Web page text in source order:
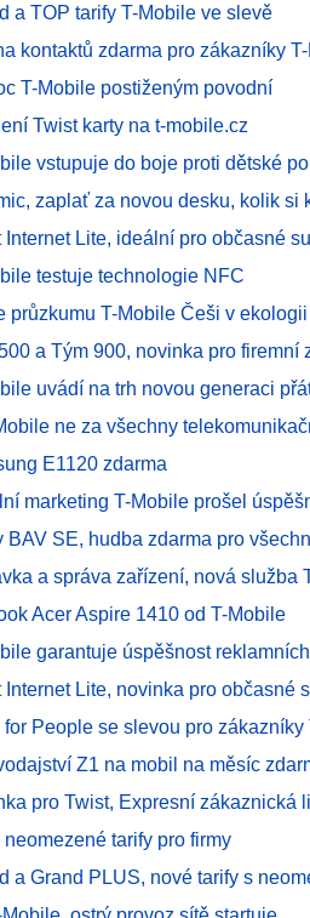
a TOP tarify T-Mobile ve slevě
kontaktů zdarma pro zákazníky
T-Mobile postiženým povodní
Twist karty na t-mobile.cz
vstupuje do boje proti dětské
zaplať za novou desku, kolik si
Internet Lite, ideální pro občasné
testuje technologie NFC
průzkumu T-Mobile Češi v
a Tým 900, novinka pro firemní
uvádí na trh novou generaci
ne za všechny
E1120 zdarma
marketing T-Mobile prošel
BAV SE, hudba zdarma pro
a správa zařízení, nová služba
Acer Aspire 1410 od T-Mobile
garantuje úspěšnost
Internet Lite, novinka pro občasné
for People se slevou pro zákazníky
Z1 na mobil na měsíc
pro Twist, Expresní zákaznická
neomezené tarify pro firmy
a Grand PLUS, nové tarify s